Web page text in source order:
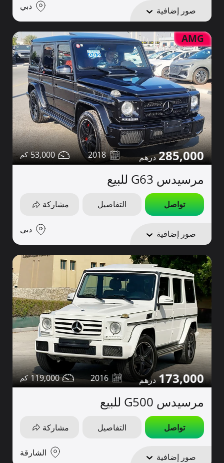
صور إضافية دبي
AMG
285,000
2018
53,000
مرسيدس G63 للبيع
تواصل التفاصيل مشاركة
صور إضافية دبي
173,000
2016
119,000
مرسيدس G500 للبيع
تواصل التفاصيل مشاركة
صور إضافية الشارقة